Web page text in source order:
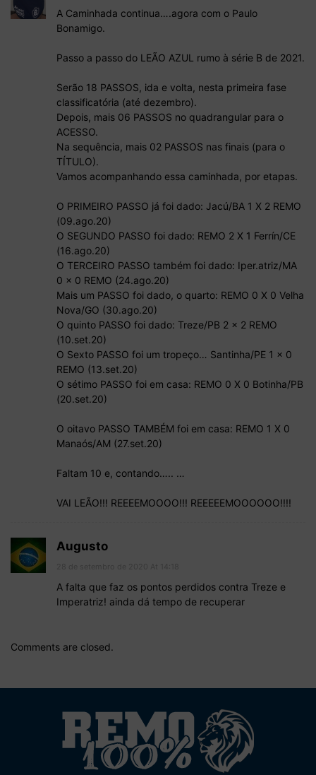
A Caminhada continua….agora com o Paulo
Bonamigo.
Passo a passo do LEÃO AZUL rumo à série B de 2021.
Serão 18 PASSOS, ida e volta, nesta primeira fase
classificatória (até dezembro).
Depois, mais 06 PASSOS no quadrangular para o
ACESSO.
Na sequência, mais 02 PASSOS nas finais (para o
TÍTULO).
Vamos acompanhando essa caminhada, por etapas.
O PRIMEIRO PASSO já foi dado: Jacú/BA 1 X 2 REMO
(09.ago.20)
O SEGUNDO PASSO foi dado: REMO 2 X 1 Ferrín/CE
(16.ago.20)
O TERCEIRO PASSO também foi dado: Iper.atriz/MA
0 x 0 REMO (24.ago.20)
Mais um PASSO foi dado, o quarto: REMO 0 X 0 Velha
Nova/GO (30.ago.20)
O quinto PASSO foi dado: Treze/PB 2 x 2 REMO
(10.set.20)
O Sexto PASSO foi um tropeço… Santinha/PE 1 x 0
REMO (13.set.20)
O sétimo PASSO foi em casa: REMO 0 X 0 Botinha/PB
(20.set.20)
O oitavo PASSO TAMBÉM foi em casa: REMO 1 X 0
Manaós/AM (27.set.20)
Faltam 10 e, contando….. …
VAI LEÃO!!! REEEEMOOOO!!! REEEEEMOOOOOO!!!!
Augusto
A falta que faz os pontos perdidos contra Treze e
Imperatriz! ainda dá tempo de recuperar
Comments are closed.